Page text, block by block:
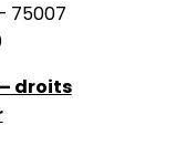
75007
droits